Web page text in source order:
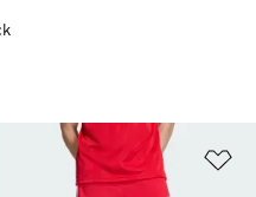
verlanglijst zetten